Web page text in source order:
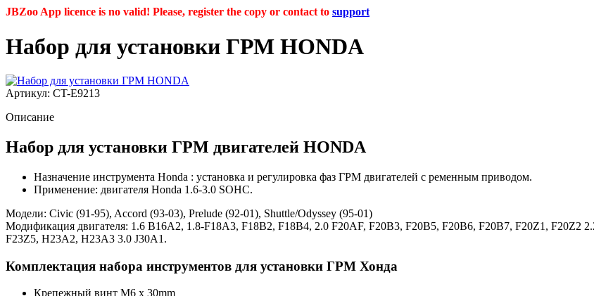
JBZoo App licence is no valid! Please, register the copy or contact to support
Набор для установки ГРМ HONDA
Артикул: CT-E9213
Описание
Набор для установки ГРМ двигателей HONDA
Назначение инструмента Honda : установка и регулировка фаз ГРМ двигателей с ременным приводом.
Применение: двигателя Honda 1.6-3.0 SOHC.
Модели: Civic (91-95), Accord (93-03), Prelude (92-01), Shuttle/Odyssey (95-01)
Модификация двигателя: 1.6 B16A2, 1.8-F18A3, F18B2, F18B4, 2.0 F20AF, F20B3, F20B5, F20B6, F20B7, F20Z1, F20Z2
F23Z5, H23A2, H23A3 3.0 J30A1.
Комплектация набора инструментов для установки ГРМ Хонда
Крепежный винт M6 x 30mm